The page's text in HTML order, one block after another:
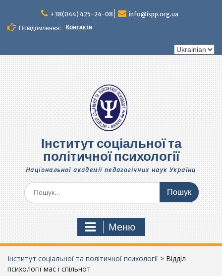
вмісту
+38(044) 425-24-08
info@ispp.org.ua
Повідомлення:
Контакти
Вибрати
Інститут соціальної та
політичної психології
Національної академії педагогічних наук України
Шукати:
Меню
Інститут соціальної та політичної психології > Відділ
психології мас і спільнот